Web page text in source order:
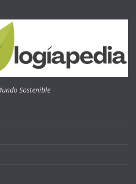
Sostenible